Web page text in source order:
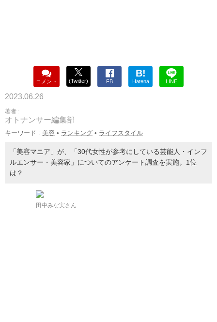
コメント (Twitter) FB
B!
Hatena LINE
2023.06.26
著者 :
オトナンサー編集部
キーワード : 美容 • ランキング • ライフスタイル
「美容マニア」が、「30代女性が参考にしている芸能人・インフ
ルエンサー・美容家」についてのアンケート調査を実施。1位
は？
田中みな実さん